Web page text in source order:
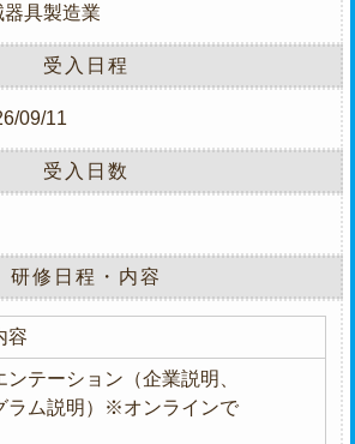
具製造業
受入日程
09/11
受入日数
研修日程・内容
容
ンテーション（企業説明、
ラム説明）※オンラインで